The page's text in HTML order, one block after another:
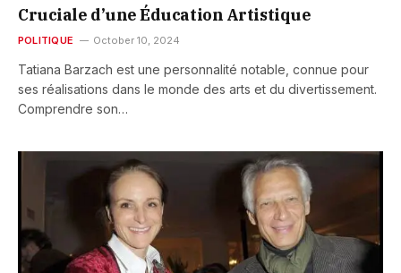
Cruciale d’une Éducation Artistique
POLITIQUE October 10, 2024
Tatiana Barzach est une personnalité notable, connue pour
ses réalisations dans le monde des arts et du divertissement.
Comprendre son…